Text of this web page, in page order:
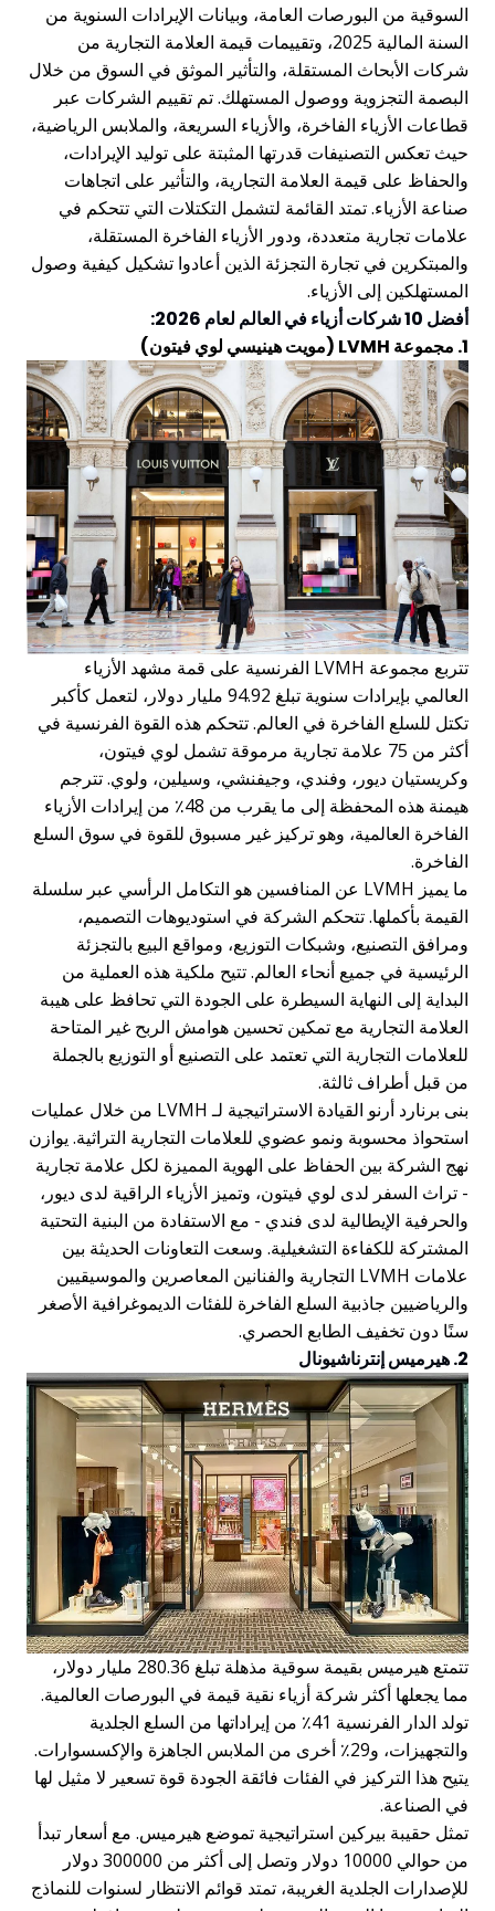
السوقية من البورصات العامة، وبيانات الإيرادات السنوية من
السنة المالية 2025، وتقييمات قيمة العلامة التجارية من
شركات الأبحاث المستقلة، والتأثير الموثق في السوق من خلال
البصمة التجزوية ووصول المستهلك. تم تقييم الشركات عبر
قطاعات الأزياء الفاخرة، والأزياء السريعة، والملابس الرياضية،
حيث تعكس التصنيفات قدرتها المثبتة على توليد الإيرادات،
والحفاظ على قيمة العلامة التجارية، والتأثير على اتجاهات
صناعة الأزياء. تمتد القائمة لتشمل التكتلات التي تتحكم في
علامات تجارية متعددة، ودور الأزياء الفاخرة المستقلة،
والمبتكرين في تجارة التجزئة الذين أعادوا تشكيل كيفية وصول
المستهلكين إلى الأزياء.
أفضل 10 شركات أزياء في العالم لعام 2026:
1. مجموعة LVMH (مويت هينيسي لوي فيتون)
تتربع مجموعة LVMH الفرنسية على قمة مشهد الأزياء
العالمي بإيرادات سنوية تبلغ 94.92 مليار دولار، لتعمل كأكبر
تكتل للسلع الفاخرة في العالم. تتحكم هذه القوة الفرنسية في
أكثر من 75 علامة تجارية مرموقة تشمل لوي فيتون،
وكريستيان ديور، وفندي، وجيفنشي، وسيلين، ولوي. تترجم
هيمنة هذه المحفظة إلى ما يقرب من 48٪ من إيرادات الأزياء
الفاخرة العالمية، وهو تركيز غير مسبوق للقوة في سوق السلع
الفاخرة.
ما يميز LVMH عن المنافسين هو التكامل الرأسي عبر سلسلة
القيمة بأكملها. تتحكم الشركة في استوديوهات التصميم،
ومرافق التصنيع، وشبكات التوزيع، ومواقع البيع بالتجزئة
الرئيسية في جميع أنحاء العالم. تتيح ملكية هذه العملية من
البداية إلى النهاية السيطرة على الجودة التي تحافظ على هيبة
العلامة التجارية مع تمكين تحسين هوامش الربح غير المتاحة
للعلامات التجارية التي تعتمد على التصنيع أو التوزيع بالجملة
من قبل أطراف ثالثة.
بنى برنارد أرنو القيادة الاستراتيجية لـ LVMH من خلال عمليات
استحواذ محسوبة ونمو عضوي للعلامات التجارية التراثية. يوازن
نهج الشركة بين الحفاظ على الهوية المميزة لكل علامة تجارية
- تراث السفر لدى لوي فيتون، وتميز الأزياء الراقية لدى ديور،
والحرفية الإيطالية لدى فندي - مع الاستفادة من البنية التحتية
المشتركة للكفاءة التشغيلية. وسعت التعاونات الحديثة بين
علامات LVMH التجارية والفنانين المعاصرين والموسيقيين
والرياضيين جاذبية السلع الفاخرة للفئات الديموغرافية الأصغر
سنًا دون تخفيف الطابع الحصري.
2. هيرميس إنترناشيونال
تتمتع هيرميس بقيمة سوقية مذهلة تبلغ 280.36 مليار دولار،
مما يجعلها أكثر شركة أزياء نقية قيمة في البورصات العالمية.
تولد الدار الفرنسية 41٪ من إيراداتها من السلع الجلدية
والتجهيزات، و29٪ أخرى من الملابس الجاهزة والإكسسوارات.
يتيح هذا التركيز في الفئات فائقة الجودة قوة تسعير لا مثيل لها
في الصناعة.
تمثل حقيبة بيركين استراتيجية تموضع هيرميس. مع أسعار تبدأ
من حوالي 10000 دولار وتصل إلى أكثر من 300000 دولار
للإصدارات الجلدية الغريبة، تمتد قوائم الانتظار لسنوات للنماذج